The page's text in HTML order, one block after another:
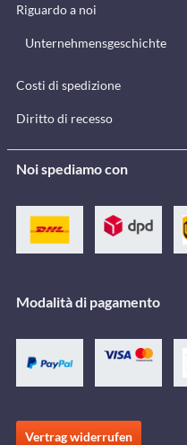
Riguardo a noi
Unternehmensgeschichte
Costi di spedizione
Diritto di recesso
Noi spediamo con
Modalità di pagamento
Vertrag widerrufen